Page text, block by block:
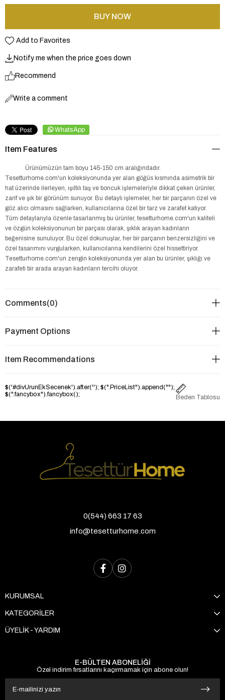
Add to Favorites
Notify me when the price goes down
Recommend
Write a comment
WhatsApp
Item Features
Ürünümüzün tam boyu 145-150 cm aralığındadır.
Tesetturhome.com'un koleksiyonunda yer alan göğüs kısmında asimetrik bir
hat üzerinde ilerleyen, ışıltılı taş ve boncuk işlemeleriyle dikkat çeken ürünler,
zarif ve şık bir görünüm sunuyor. Bu detaylı işlemeler, her bir parçanın özel ve
göz alıcı olmasını sağlarken, kullanıcılarına özel bir tarz ve zarafet katıyor.
Tüm detaylarıyla özenle tasarlanmış bu ürünler, tesetturhome.com'un kaliteli
ve özgün koleksiyonunun bir parçası olarak, şıklık arayan kadınların
beğenisine sunuluyor. Bu özel dokunuşlar, her bir parçanın benzersizliğini ve
özel tasarımını vurgularken, kullanıcılarına kendilerini özel hissettiriyor.
Tesetturhome.com'un zengin koleksiyonunda yer alan bu ürünler, şıklığı ve
zarafeti bir arada arayan kadınların tercihi oluyor.
Comments(0)
Payment Options
Item Recommendations
$('#divUrunEkSecenek').after('
Beden Tablosu
'); $(".PriceList").append("");
$(".fancybox").fancybox();
0(544) 663 17 63
info@tesetturhome.com
KURUMSAL
KATEGORİLER
ÜYELİK - YARDIM
E-BÜLTEN ABONELİĞİ
Özel indirim fırsatlarını kaçırmamak için abone olun!